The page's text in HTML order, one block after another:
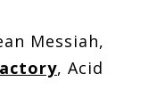
Messiah,
, Acid